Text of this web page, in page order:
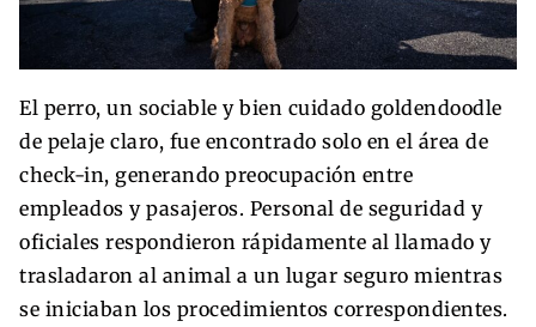
El perro, un sociable y bien cuidado goldendoodle
de pelaje claro, fue encontrado solo en el área de
check-in, generando preocupación entre
empleados y pasajeros. Personal de seguridad y
oficiales respondieron rápidamente al llamado y
trasladaron al animal a un lugar seguro mientras
se iniciaban los procedimientos correspondientes.